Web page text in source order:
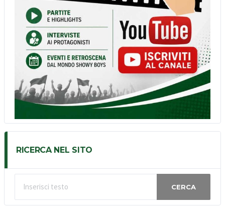
RICERCA NEL SITO
CERCA